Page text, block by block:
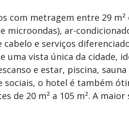
com metragem entre 29 m²
microondas), ar-
e serviços
uma vista única da cidade,
e estar, piscina, sauna
o hotel é também
de 20 m² a 105 m². A maior